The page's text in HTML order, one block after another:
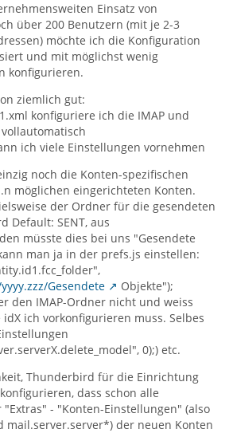
Einsatz von
über 200 Benutzern (mit je 2-3
möchte ich die Konfiguration
und mit möglichst wenig
konfigurieren.
ziemlich gut:
konfiguriere ich die IMAP und
ich viele Einstellungen vornehmen
noch die Konten-spezifischen
möglichen eingerichteten Konten.
der Ordner für die gesendeten
Default: SENT, aus
müsste dies bei uns "Gesendete
man ja in der prefs.js einstellen:
Gesendete
Objekte");
den IMAP-Ordner nicht und weiss
ich vorkonfigurieren muss. Selbes
0);) etc.
Thunderbird für die Einrichtung
dass schon alle
- "Konten-Einstellungen" (also
der neuen Konten